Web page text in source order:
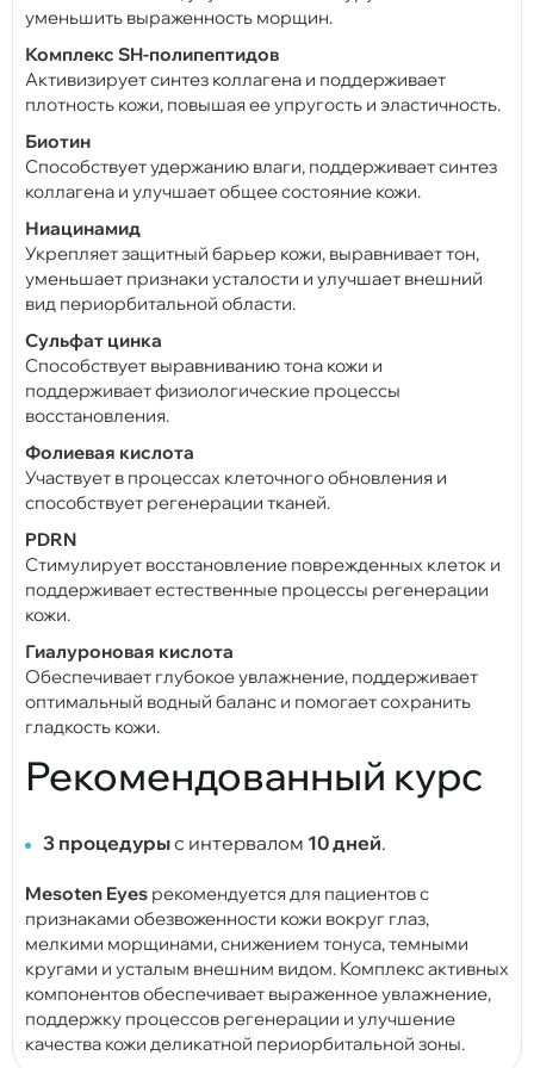
уменьшить выраженность морщин.
Комплекс SH-полипептидов
Активизирует синтез коллагена и поддерживает
плотность кожи, повышая ее упругость и эластичность.
Биотин
Способствует удержанию влаги, поддерживает синтез
коллагена и улучшает общее состояние кожи.
Ниацинамид
Укрепляет защитный барьер кожи, выравнивает тон,
уменьшает признаки усталости и улучшает внешний
вид периорбитальной области.
Сульфат цинка
Способствует выравниванию тона кожи и
поддерживает физиологические процессы
восстановления.
Фолиевая кислота
Участвует в процессах клеточного обновления и
способствует регенерации тканей.
PDRN
Стимулирует восстановление поврежденных клеток и
поддерживает естественные процессы регенерации
кожи.
Гиалуроновая кислота
Обеспечивает глубокое увлажнение, поддерживает
оптимальный водный баланс и помогает сохранить
гладкость кожи.
Рекомендованный курс
3 процедурыс интервалом 10 дней.
Mesoten Eyes рекомендуется для пациентов с
признаками обезвоженности кожи вокруг глаз,
мелкими морщинами, снижением тонуса, темными
кругами и усталым внешним видом. Комплекс активных
компонентов обеспечивает выраженное увлажнение,
поддержку процессов регенерации и улучшение
качества кожи деликатной периорбитальной зоны.